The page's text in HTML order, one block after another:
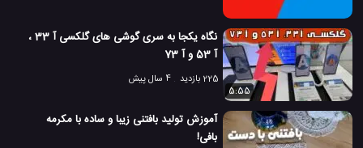
نگاه یکجا به سری گوشی های گلکسی آ 33 ،
آ 53 و آ 73
225 بازدید
4 سال پیش
5:55
آموزش تولید بافتنی زیبا و ساده با مکرمه
بافی!